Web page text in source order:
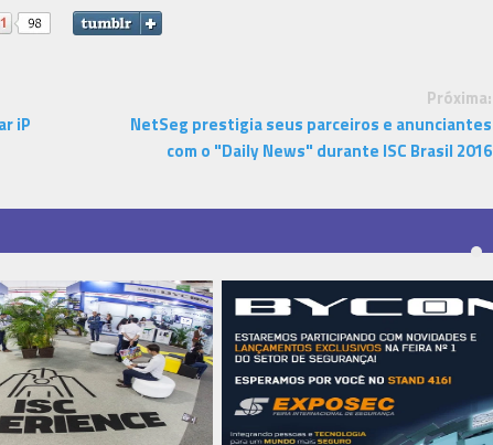
iP
Próxima:
NetSeg prestigia seus parceiros e anunciantes
com o "Daily News" durante ISC Brasil 2016